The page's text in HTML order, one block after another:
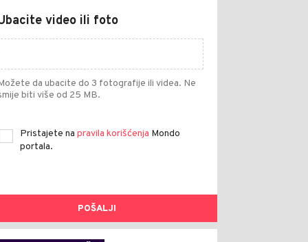
video ili foto
da ubacite do 3 fotografije ili videa. Ne
biti više od 25 MB.
Pristajete na pravila korišćenja Mondo
portala.
POŠALJI